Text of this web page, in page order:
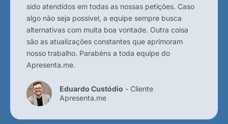
sido atendidos em todas as nossas petições. Caso
algo não seja possível, a equipe sempre busca
alternativas com muita boa vontade. Outra coisa
são as atualizações constantes que aprimoram
nosso trabalho. Parabéns a toda equipe do
Apresenta.me.
Eduardo Custódio - Cliente
Apresenta.me